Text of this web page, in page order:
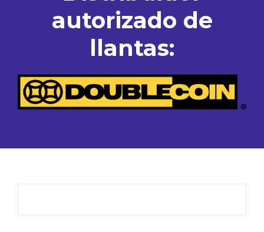
autorizado de
llantas: